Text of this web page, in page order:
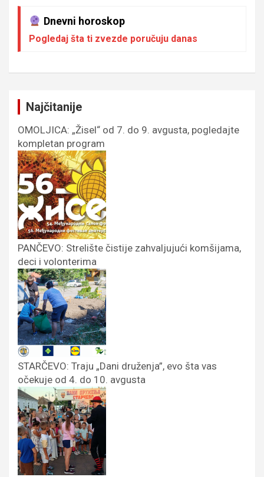
Dnevni horoskop
Pogledaj šta ti zvezde poručuju danas
Najčitanije
OMOLJICA: „Žisel“ od 7. do 9. avgusta, pogledajte
kompletan program
PANČEVO: Strelište čistije zahvaljujući komšijama,
deci i volonterima
STARČEVO: Traju „Dani druženja”, evo šta vas
očekuje od 4. do 10. avgusta